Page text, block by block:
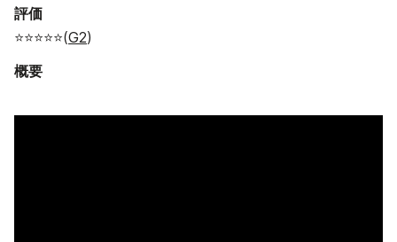
評価
⭐⭐⭐⭐⭐(G2)
概要